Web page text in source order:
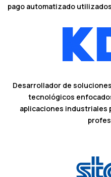
pago automatizado
Desarrollador de
tecnológicos
aplicaciones industriales